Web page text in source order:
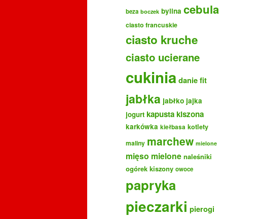
beza boczek bylina cebula
ciasto francuskie
ciasto kruche
ciasto ucierane
cukiniadanie fit
jabłka jabłko jajka
jogurt kapusta kiszona
karkówka kiełbasa kotlety
maliny marchew mielone
mięso mielone naleśniki
ogórek kiszony owoce
papryka
pieczarki pierogi